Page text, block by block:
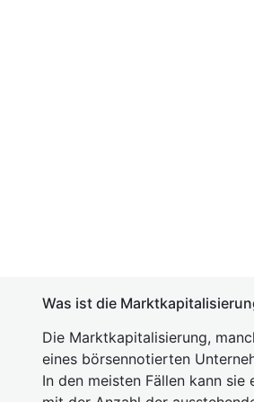
Was ist die
Die Marktkapitalisierung,
eines börsennotierten
In den meisten Fällen kann